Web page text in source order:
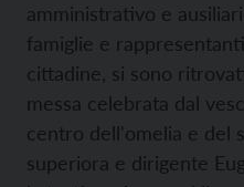
amministrativo e
famiglie e
cittadine, si sono
messa celebrata dal
centro dell'omelia e del
superiora e dirigente